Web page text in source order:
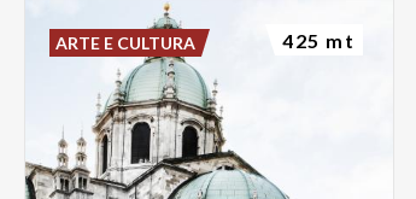
ARTE E CULTURA 425 mt